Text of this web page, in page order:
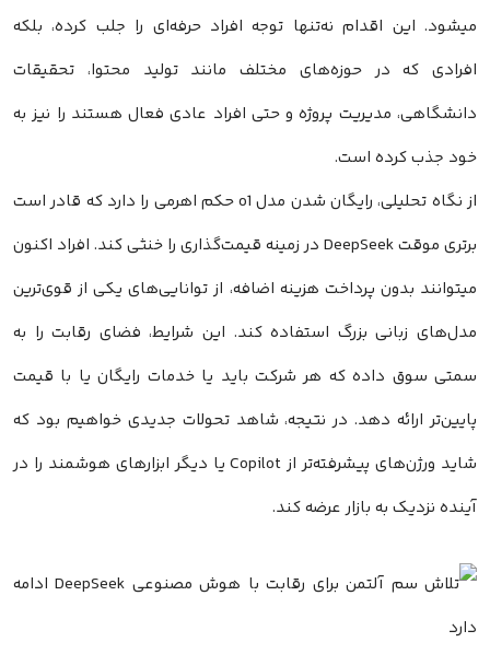
میشود. این اقدام نه‌تنها توجه افراد حرفه‌ای را جلب کرده، بلکه
افرادی که در حوزه‌های مختلف مانند تولید محتوا، تحقیقات
دانشگاهی، مدیریت پروژه و حتی افراد عادی فعال هستند را نیز به
خود جذب کرده است.
از نگاه تحلیلی، رایگان شدن مدل o1 حکم اهرمی را دارد که قادر است
برتری موقت DeepSeek در زمینه قیمت‌گذاری را خنثی کند. افراد اکنون
میتوانند بدون پرداخت هزینه اضافه، از توانایی‌های یکی از قوی‌ترین
مدل‌های زبانی بزرگ استفاده کند. این شرایط، فضای رقابت را به
سمتی سوق داده که هر شرکت باید یا خدمات رایگان یا با قیمت
پایین‌تر ارائه دهد. در نتیجه، شاهد تحولات جدیدی خواهیم بود که
شاید ورژن‌های پیشرفته‌تر از Copilot یا دیگر ابزارهای هوشمند را در
آینده نزدیک به بازار عرضه کند.